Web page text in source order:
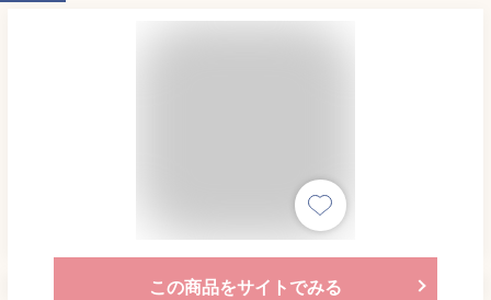
この商品をサイトでみる